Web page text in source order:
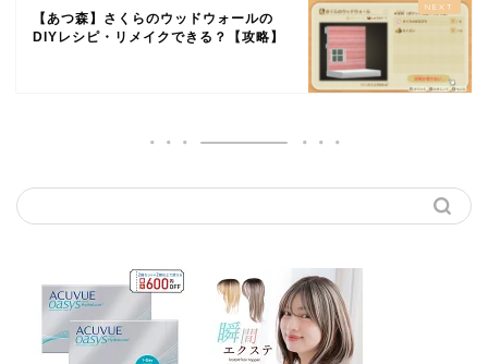
【あつ森】さくらのウッドウォールの
DIYレシピ・リメイクできる？【攻略】